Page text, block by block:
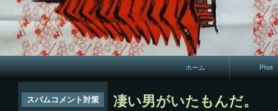
メ
イ
ホーム Phot
コースマッ
凄い男がいたもんだ。
スパムコメント対策